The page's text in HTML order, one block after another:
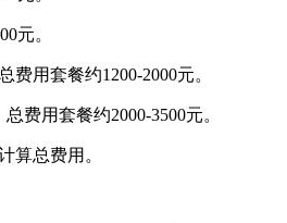
元。
费用套餐约1200-2000元。
费用套餐约2000-3500元。
算总费用。